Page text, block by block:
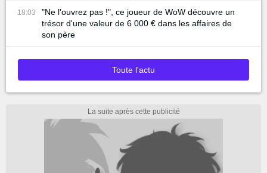
18:03
"Ne l'ouvrez pas !", ce joueur de WoW découvre un
trésor d'une valeur de 6 000 € dans les affaires de
son père
Toute l'actu